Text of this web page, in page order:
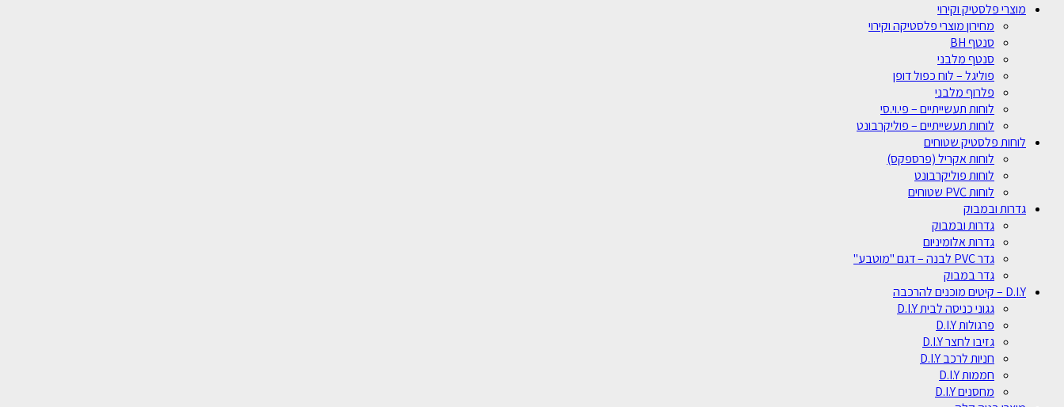
מוצרי פלסטיק וקירוי
מחירון מוצרי פלסטיקה וקירוי
סנטף BH
סנטף מלבני
פוליגל – לוח כפול דופן
פלרוף מלבני
לוחות תעשייתיים – פי.וי.סי
לוחות תעשייתיים – פוליקרבונט
לוחות פלסטיק שטוחים
לוחות אקריל (פרספקס)
לוחות פוליקרבונט
לוחות PVC שטוחים
גדרות ובמבוק
גדרות ובמבוק
גדרות אלומיניום
גדר PVC לבנה – דגם "מוטבע"
גדר במבוק
D.I.Y – קיטים מוכנים להרכבה
גגוני כניסה לבית D.I.Y
פרגולות D.I.Y
גזיבו לחצר D.I.Y
חניות לרכב D.I.Y
חממות D.I.Y
מחסנים D.I.Y